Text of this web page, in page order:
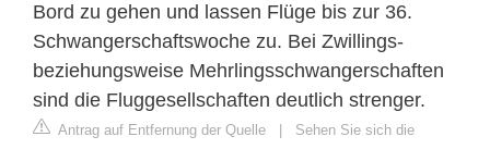
Bord zu gehen und lassen Flüge bis zur 36.
Schwangerschaftswoche zu. Bei Zwillings-
beziehungsweise Mehrlingsschwangerschaften
sind die Fluggesellschaften deutlich strenger.
Antrag auf Entfernung der Quelle
Sehen Sie sich die